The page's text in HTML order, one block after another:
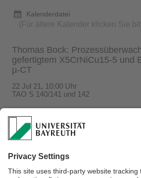
Kalenderdatei
(Für ältere Kalender klicken Sie
Thomas Bock:
gefertigtem X5CrNiCu15-5 und
µ-CT
22 Jul 21, 10:00 Uhr
TAO S 140/141 und 142
Verantwortlich für die Redaktion: